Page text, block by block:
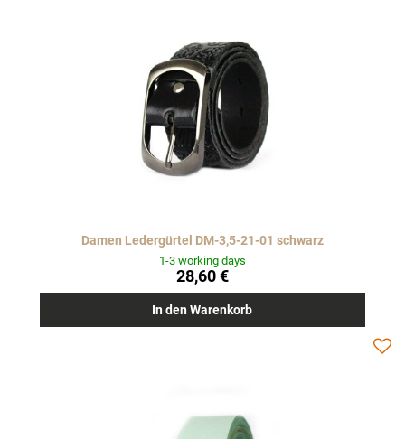
Damen Ledergürtel DM-3,5-21-01 schwarz
1-3 working days
28,60 €
In den Warenkorb